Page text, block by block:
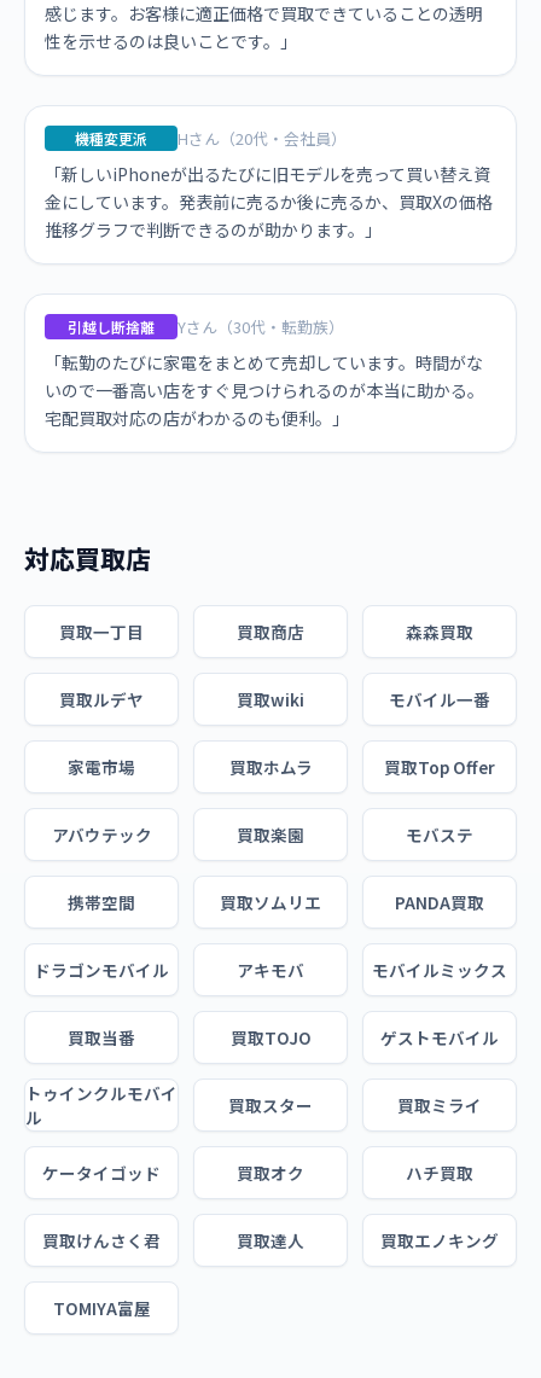
感じます。お客様に適正価格で買取できていることの透明
性を示せるのは良いことです。」
機種変更派 Hさん（20代・会社員）
「新しいiPhoneが出るたびに旧モデルを売って買い替え資
金にしています。発表前に売るか後に売るか、買取Xの価格
推移グラフで判断できるのが助かります。」
引越し断捨離 Yさん（30代・転勤族）
「転勤のたびに家電をまとめて売却しています。時間がな
いので一番高い店をすぐ見つけられるのが本当に助かる。
宅配買取対応の店がわかるのも便利。」
対応買取店
買取一丁目 買取商店 森森買取
買取ルデヤ 買取wiki モバイル一番
家電市場 買取ホムラ 買取Top Offer
アバウテック 買取楽園 モバステ
携帯空間 買取ソムリエ PANDA買取
ドラゴンモバイル アキモバ モバイルミックス
買取当番 買取TOJO ゲストモバイル
トゥインクルモバイ
ル
買取スター 買取ミライ
ケータイゴッド 買取オク ハチ買取
買取けんさく君 買取達人 買取エノキング
TOMIYA富屋